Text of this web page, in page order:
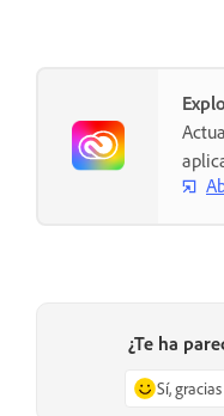
¿Te ha
Sí, gracias